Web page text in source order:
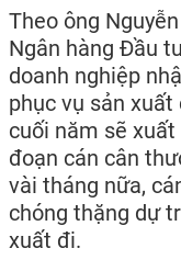
Theo ông
Ngân hàng Đầu
doanh nghiệp
phục vụ sản
cuối năm sẽ
đoạn cán cân
vài tháng nữa,
chóng thặng dự
xuất đi.